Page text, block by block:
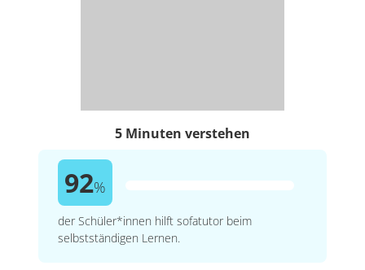
5 Minuten verstehen
92%
der Schüler*innen hilft sofatutor beim
selbstständigen Lernen.